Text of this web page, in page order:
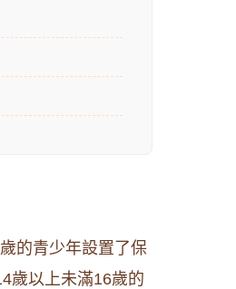
的青少年設置了保
歲以上未滿16歲的